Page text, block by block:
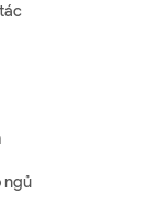
ngủ